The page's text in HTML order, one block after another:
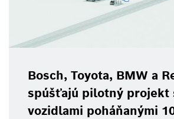
BMW a Repsol
pilotný projekt s
poháňanými 100 %